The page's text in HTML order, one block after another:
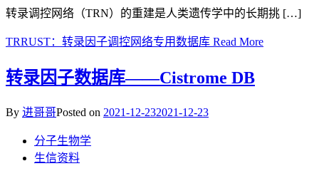
转录调控网络（TRN）的重建是人类遗传学中的长期挑 […]
TRRUST：转录因子调控网络专用数据库 Read More
转录因子数据库——Cistrome DB
By 进哥哥Posted on 2021-12-232021-12-23
分子生物学
生信资料